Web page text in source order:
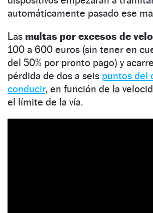
automáticamente pasado ese
Las multas por excesos de
100 a 600 euros (sin tener en
del 50% por pronto pago) y
pérdida de dos a seis puntos del
conducir, en función de la
el límite de la vía.